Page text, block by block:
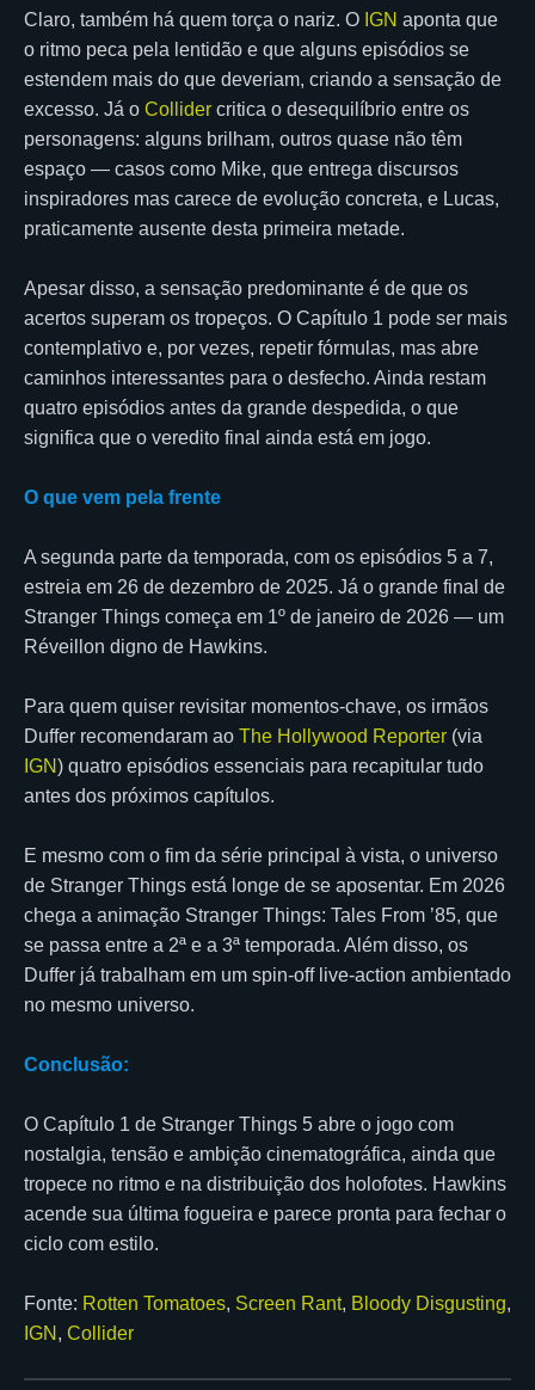
Claro, também há quem torça o nariz. O IGN aponta que
o ritmo peca pela lentidão e que alguns episódios se
estendem mais do que deveriam, criando a sensação de
excesso. Já o Collider critica o desequilíbrio entre os
personagens: alguns brilham, outros quase não têm
espaço — casos como Mike, que entrega discursos
inspiradores mas carece de evolução concreta, e Lucas,
praticamente ausente desta primeira metade.
Apesar disso, a sensação predominante é de que os
acertos superam os tropeços. O Capítulo 1 pode ser mais
contemplativo e, por vezes, repetir fórmulas, mas abre
caminhos interessantes para o desfecho. Ainda restam
quatro episódios antes da grande despedida, o que
significa que o veredito final ainda está em jogo.
O que vem pela frente
A segunda parte da temporada, com os episódios 5 a 7,
estreia em 26 de dezembro de 2025. Já o grande final de
Stranger Things começa em 1º de janeiro de 2026 — um
Réveillon digno de Hawkins.
Para quem quiser revisitar momentos-chave, os irmãos
Duffer recomendaram ao The Hollywood Reporter (via
IGN) quatro episódios essenciais para recapitular tudo
antes dos próximos capítulos.
E mesmo com o fim da série principal à vista, o universo
de Stranger Things está longe de se aposentar. Em 2026
chega a animação Stranger Things: Tales From ’85, que
se passa entre a 2ª e a 3ª temporada. Além disso, os
Duffer já trabalham em um spin-off live-action ambientado
no mesmo universo.
Conclusão:
O Capítulo 1 de Stranger Things 5 abre o jogo com
nostalgia, tensão e ambição cinematográfica, ainda que
tropece no ritmo e na distribuição dos holofotes. Hawkins
acende sua última fogueira e parece pronta para fechar o
ciclo com estilo.
Fonte: Rotten Tomatoes, Screen Rant, Bloody Disgusting,
IGN , Collider